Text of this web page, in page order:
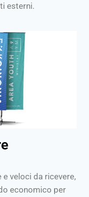
esterni.
veloci da ricevere,
economico per